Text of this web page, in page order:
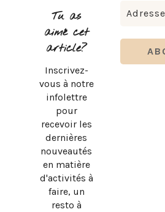
Tu as
aimé cet
article?
Inscrivez-
vous à notre
infolettre
pour
recevoir les
dernières
nouveautés
en matière
d'activités à
faire, un
resto à